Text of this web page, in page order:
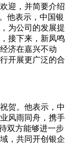
迎，并简要介绍
他表示，中国银
为公司的发展提
接下来，新凤鸣
济在嘉兴不动
开展更广泛的合
贺。他表示，中
风雨同舟，携手
双方能够进一步
，共同开创银企